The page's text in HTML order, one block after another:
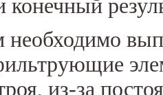
конечный
из-за